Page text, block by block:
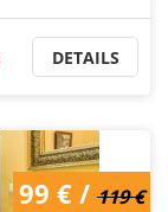
DETAILS
99 € / 119 €